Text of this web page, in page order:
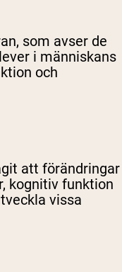
som avser de
i människans
och
att förändringar
kognitiv funktion
vissa